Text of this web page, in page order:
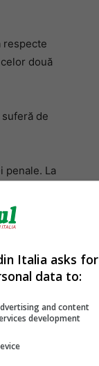
respecte
două
de
penale. La
un bidon
și a
rănind un
boala
Italia asks for
data to:
and content
development